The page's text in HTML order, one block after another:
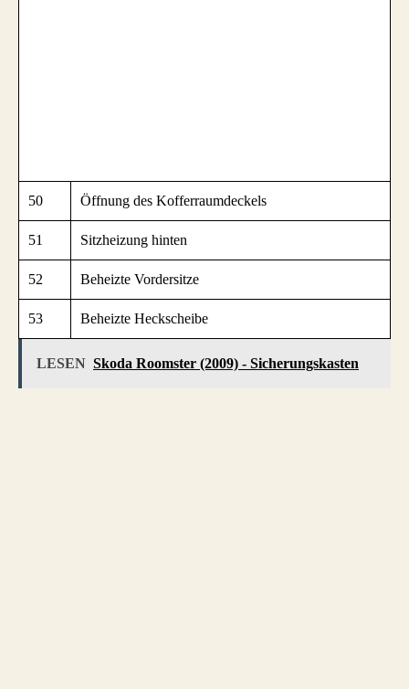
50 Öffnung des Kofferraumdeckels
51 Sitzheizung hinten
52 Beheizte Vordersitze
53 Beheizte Heckscheibe
LESEN Skoda Roomster (2009) - Sicherungskasten